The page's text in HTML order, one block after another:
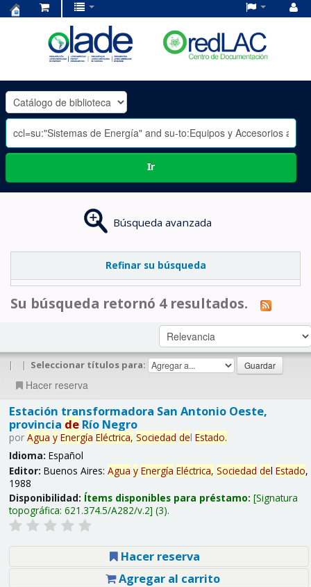
OLADE
-
Ir
Búsqueda avanzada
Refinar su búsqueda
Su búsqueda retornó 4 resultados.
| | Seleccionar títulos para:
Hacer reserva
Estación transformadora San Antonio Oeste,
provincia deRío Negro
por Agua y Energía Eléctrica, Sociedad del Estado.
Idioma: Español
Editor: Buenos Aires: Agua y Energía Eléctrica, Sociedad del Estado,
1988
Disponibilidad: Ítems disponibles para préstamo: Signatura
topográfica: 621.374.5/A282/v.2 (3).
Hacer reserva
Agregar al carrito